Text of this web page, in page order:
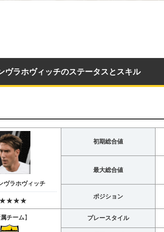
ヴラホヴィッチのステータスとスキル
ヴラホヴィッチ
初期総合値
最大総合値
ポジション
チーム】 プレースタイル